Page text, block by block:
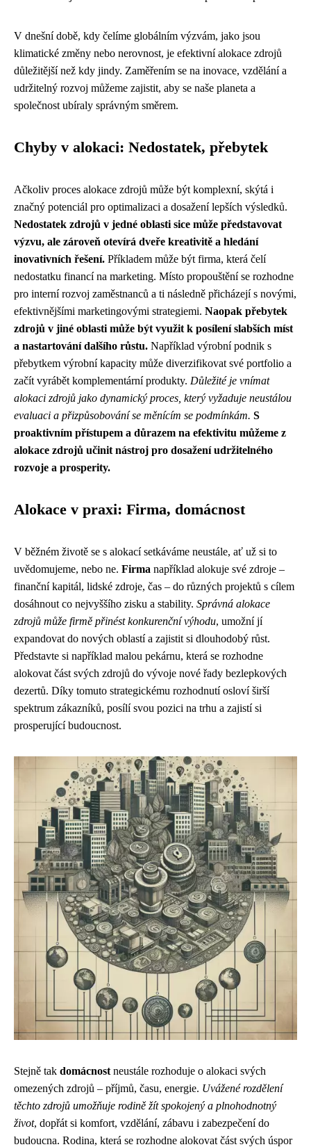
V dnešní době, kdy čelíme globálním výzvám, jako jsou
klimatické změny nebo nerovnost, je efektivní alokace zdrojů
důležitější než kdy jindy. Zaměřením se na inovace, vzdělání a
udržitelný rozvoj můžeme zajistit, aby se naše planeta a
společnost ubíraly správným směrem.
Chyby v alokaci: Nedostatek, přebytek
Ačkoliv proces alokace zdrojů může být komplexní, skýtá i
značný potenciál pro optimalizaci a dosažení lepších výsledků.
Nedostatek zdrojů v jedné oblasti sice může představovat
výzvu, ale zároveň otevírá dveře kreativitě a hledání
inovativních řešení. Příkladem může být firma, která čelí
nedostatku financí na marketing. Místo propouštění se rozhodne
pro interní rozvoj zaměstnanců a ti následně přicházejí s novými,
efektivnějšími marketingovými strategiemi. Naopak přebytek
zdrojů v jiné oblasti může být využit k posílení slabších míst
a nastartování dalšího růstu. Například výrobní podnik s
přebytkem výrobní kapacity může diverzifikovat své portfolio a
začít vyrábět komplementární produkty. Důležité je vnímat
alokaci zdrojů jako dynamický proces, který vyžaduje neustálou
evaluaci a přizpůsobování se měnícím se podmínkám. S
proaktivním přístupem a důrazem na efektivitu můžeme z
alokace zdrojů učinit nástroj pro dosažení udržitelného
rozvoje a prosperity.
Alokace v praxi: Firma, domácnost
V běžném životě se s alokací setkáváme neustále, ať už si to
uvědomujeme, nebo ne. Firma například alokuje své zdroje –
finanční kapitál, lidské zdroje, čas – do různých projektů s cílem
dosáhnout co nejvyššího zisku a stability. Správná alokace
zdrojů může firmě přinést konkurenční výhodu, umožní jí
expandovat do nových oblastí a zajistit si dlouhodobý růst.
Představte si například malou pekárnu, která se rozhodne
alokovat část svých zdrojů do vývoje nové řady bezlepkových
dezertů. Díky tomuto strategickému rozhodnutí osloví širší
spektrum zákazníků, posílí svou pozici na trhu a zajistí si
prosperující budoucnost.
Stejně tak domácnost neustále rozhoduje o alokaci svých
omezených zdrojů – příjmů, času, energie. Uvážené rozdělení
těchto zdrojů umožňuje rodině žít spokojený a plnohodnotný
život, dopřát si komfort, vzdělání, zábavu i zabezpečení do
budoucna. Rodina, která se rozhodne alokovat část svých úspor